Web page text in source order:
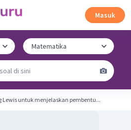
Masuk
untuk menjelaskan pembentu...